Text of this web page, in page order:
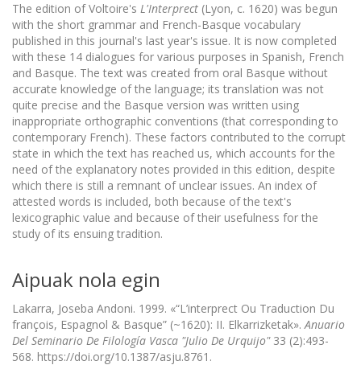
The edition of Voltoire's L'Interprect (Lyon, c. 1620) was begun
with the short grammar and French-Basque vocabulary
published in this journal's last year's issue. It is now completed
with these 14 dialogues for various purposes in Spanish, French
and Basque. The text was created from oral Basque without
accurate knowledge of the language; its translation was not
quite precise and the Basque version was written using
inappropriate orthographic conventions (that corresponding to
contemporary French). These factors contributed to the corrupt
state in which the text has reached us, which accounts for the
need of the explanatory notes provided in this edition, despite
which there is still a remnant of unclear issues. An index of
attested words is included, both because of the text's
lexicographic value and because of their usefulness for the
study of its ensuing tradition.
Aipuak nola egin
Lakarra, Joseba Andoni. 1999. «“L’interprect Ou Traduction Du
françois, Espagnol & Basque” (~1620): II. Elkarrizketak».Anuario
Del Seminario De Filología Vasca "Julio De Urquijo"33 (2):493-
568. https://doi.org/10.1387/asju.8761.